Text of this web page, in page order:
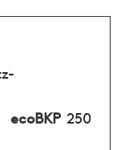
ecoBKP 250